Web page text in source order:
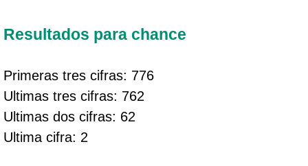
Resultados para chance
Primeras tres cifras: 776
Ultimas tres cifras: 762
Ultimas dos cifras: 62
Ultima cifra: 2